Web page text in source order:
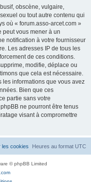
obscène, vulgaire,
ou tout autre contenu qui
où « forum.asso-arcet.com »
peut vous mener à un
notification à votre fournisseur
Les adresses IP de tous les
de ces conditions.
modifie, déplace ou
que cela est nécessaire.
les informations que vous avez
Bien que ces
partie sans votre
ne pourront être tenus
visant à compromettre
Heures au format UTC
les cookies
© phpBB Limited